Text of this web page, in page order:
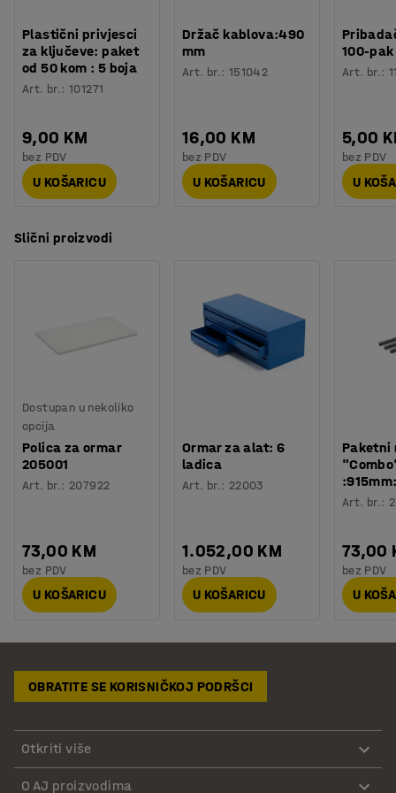
Plastični privjesci
za ključeve: paket
od 50 kom : 5 boja
Art. br.:101271
9,00 KM
bez PDV
U KOŠARICU
Držač kablova:490
mm
Art. br.: 151042
16,00 KM
bez PDV
U KOŠARICU
100-pak
Art. br.:
5,00
bez PDV
U
Slični proizvodi
Dostupan u nekoliko
opcija
Polica za ormar
205001
Art. br.: 207922
73,00 KM
bez PDV
U KOŠARICU
Ormar za alat: 6
ladica
Art. br.: 22003
1.052,00 KM
bez PDV
U KOŠARICU
Paketni
Art. br.:
73,00
bez PDV
U
OBRATITE SE KORISNIČKOJ PODRŠCI
Otkriti više
O AJ proizvodima